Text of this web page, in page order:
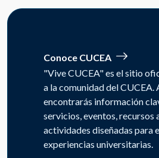
Conoce CUCEA
"Vive CUCEA" es el sitio
a la comunidad del CUCEA.
encontrarás información
servicios, eventos, recursos
actividades diseñadas para
experiencias universitarias.